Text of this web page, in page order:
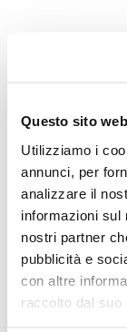
Questo sito
Utilizziamo i
annunci, per
analizzare il
informazioni sul
nostri partner
pubblicità e
con altre
raccolto dal suo